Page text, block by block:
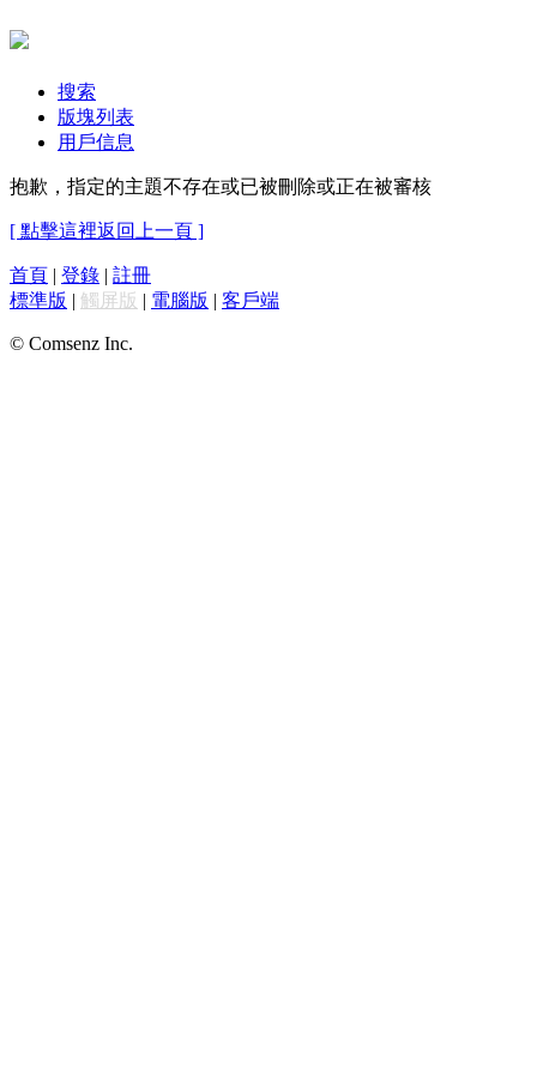
搜索
版塊列表
用戶信息
抱歉，指定的主題不存在或已被刪除或正在被審核
[ 點擊這裡返回上一頁 ]
首頁 | 登錄 | 註冊
標準版 | 觸屏版 | 電腦版 | 客戶端
© Comsenz Inc.